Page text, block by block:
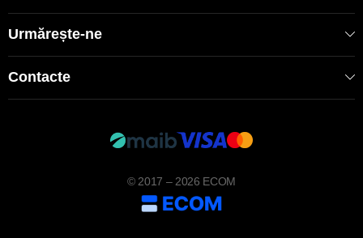
Urmărește-ne
Contacte
© 2017 – 2026 ECOM